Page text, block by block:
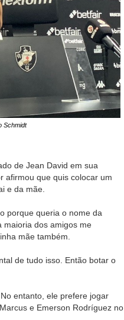
Schmidt
de Jean David em sua
afirmou que quis colocar um
e da mãe.
porque queria o nome da
maioria dos amigos me
mãe também.
de tudo isso. Então botar o
entanto, ele prefere jogar
e Emerson Rodríguez no